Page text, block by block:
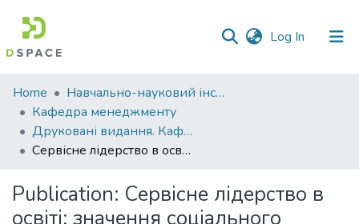
Log In (current)
Communities
&
Collections
All of DSpace
Statistics
Home
Навчально-науковий інститут економіки, управління, права та інформаційних технологій
Кафедра менеджменту
Друковані видання. Кафедра менеджменту ім. І.А. Маркіної
Сервісне лідерство в освіті: значення соціального інтелекту викладача
Publication: Сервісне лідерство в
освіті: значення соціального